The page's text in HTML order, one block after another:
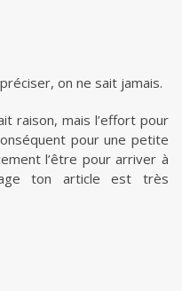
on ne sait jamais.
raison, mais l’effort pour
pour une petite
l’être pour arriver à
ton article est très